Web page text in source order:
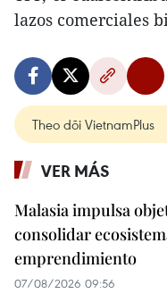
lazos comerciales
Theo dõi VietnamPlus
VER MÁS
Malasia impulsa
consolidar
emprendimiento
07/08/2026 09:56